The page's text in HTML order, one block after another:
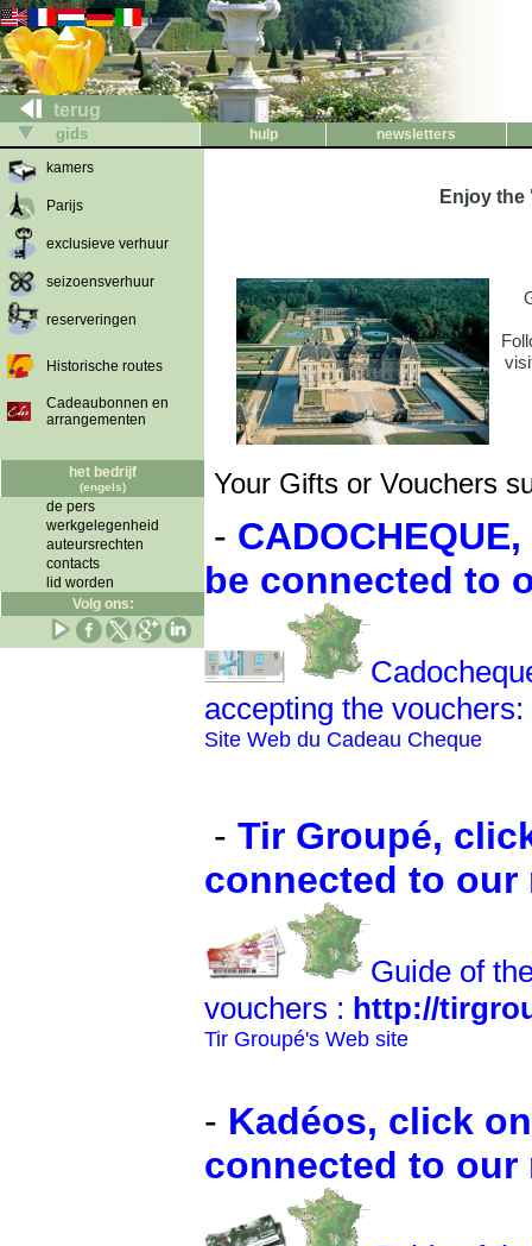
terug
gids hulp
newsletters
kamers
Parijs
exclusieve verhuur
seizoensverhuur
reserveringen
Historische routes
Cadeaubonnen en
arrangementen
het bedrijf
(engels)
de pers
werkgelegenheid
auteursrechten
contacts
lid worden
Volg ons:
Enjoy
Your Gifts or Vouchers
-
be connected to
accepting the vouchers:
Site Web du Cadeau Cheque
- Tir Groupé,
connected to our
Guide of
vouchers : http://
Tir Groupé's Web site
- Kadéos, click
connected to our